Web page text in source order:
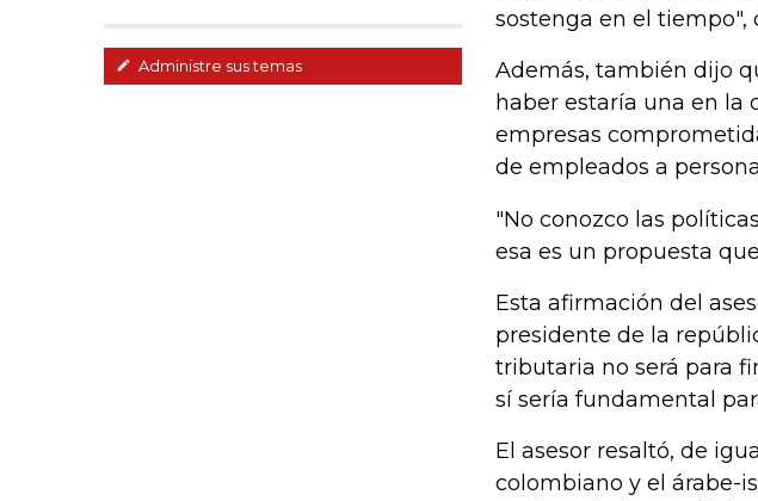
Administre sus temas
sostenga en el tiempo",
Además, también dijo
haber estaría una en la
empresas
de empleados a
"No conozco las
esa es un propuesta
Esta afirmación del
presidente de la
tributaria no será para
sí sería fundamental
El asesor resaltó, de
colombiano y el árabe-